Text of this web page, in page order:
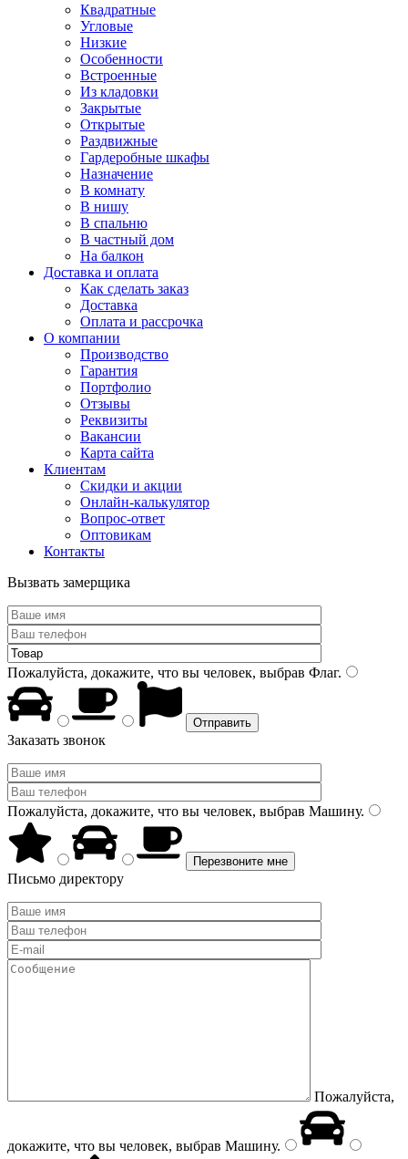
Квадратные
Угловые
Низкие
Особенности
Встроенные
Из кладовки
Закрытые
Открытые
Раздвижные
Гардеробные шкафы
Назначение
В комнату
В нишу
В спальню
В частный дом
На балкон
Доставка и оплата
Как сделать заказ
Доставка
Оплата и рассрочка
О компании
Производство
Гарантия
Портфолио
Отзывы
Реквизиты
Вакансии
Карта сайта
Клиентам
Скидки и акции
Онлайн-калькулятор
Вопрос-ответ
Оптовикам
Контакты
Вызвать замерщика
Пожалуйста, докажите, что вы человек, выбрав Флаг.
Заказать звонок
Пожалуйста, докажите, что вы человек, выбрав Машину.
Письмо директору
Пожалуйста,
докажите, что вы человек, выбрав Машину.